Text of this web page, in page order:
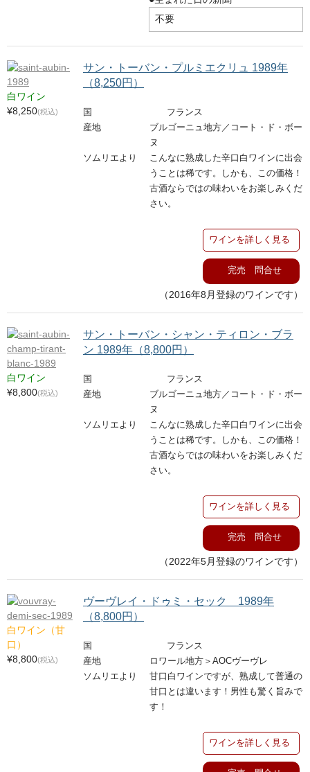
白ワイン
¥8,250(税込)
サン・トーバン・プルミエクリュ 1989年
（8,250円）
国
フランス
産地
ブルゴーニュ地方／コート・ド・ボー
ヌ
ソムリエより
こんなに熟成した辛口白ワインに出会
うことは稀です。しかも、この価格！
古酒ならではの味わいをお楽しみくだ
さい。
ワインを詳しく見る
完売 問合せ
（2016年8月登録のワインです）
白ワイン
¥8,800(税込)
サン・トーバン・シャン・ティロン・ブラ
ン 1989年（8,800円）
国
フランス
産地
ブルゴーニュ地方／コート・ド・ボー
ヌ
ソムリエより
こんなに熟成した辛口白ワインに出会
うことは稀です。しかも、この価格！
古酒ならではの味わいをお楽しみくだ
さい。
ワインを詳しく見る
完売 問合せ
（2022年5月登録のワインです）
白ワイン（甘
口）
¥8,800(税込)
ヴーヴレイ・ドゥミ・セック 1989年
（8,800円）
国
フランス
産地
ロワール地方＞AOCヴーヴレ
ソムリエより
甘口白ワインですが、熟成して普通の
甘口とは違います！男性も驚く旨みで
す！
ワインを詳しく見る